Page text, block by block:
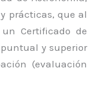
prácticas, que al
Certificado de
y superior
(evaluación